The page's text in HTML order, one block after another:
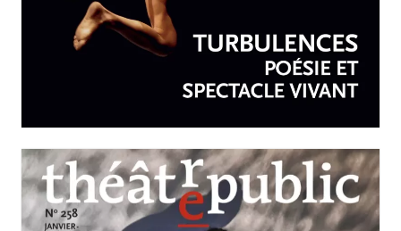
AVRIL-JUIN 2026
N°259
Turbulences : poésie et
spectacle vivant